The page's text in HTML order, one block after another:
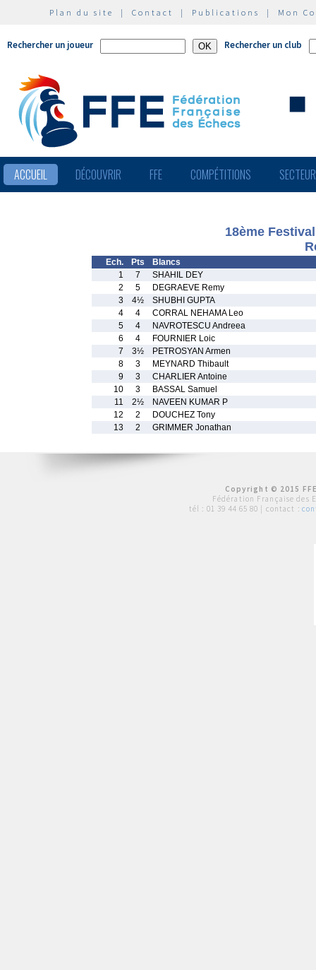
Plan du site | Contact | Publications | Mon
Rechercher un joueur Rechercher un club
ACCUEIL DÉCOUVRIR FFE COMPÉTITIONS
18ème
Ech. Pts
Blancs
1
7
SHAHIL DEY
2
5
DEGRAEVE Remy
3
4½
SHUBHI GUPTA
4
4
CORRAL NEHAMA Leo
5
4
NAVROTESCU Andreea
6
4
FOURNIER Loic
7
3½
PETROSYAN Armen
8
3
MEYNARD Thibault
9
3
CHARLIER Antoine
10
3
BASSAL Samuel
11
2½
NAVEEN KUMAR P
12
2
DOUCHEZ Tony
13
2 GRIMMER Jonathan
Copyright © 2015
Fédération Française des
tél : 01 39 44 65 80 | contact :